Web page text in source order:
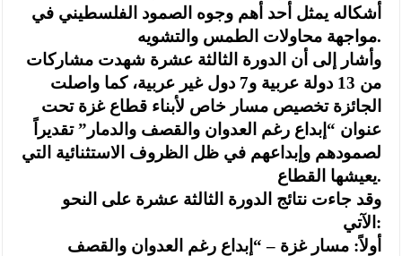
أشكاله يمثل أحد أهم وجوه الصمود الفلسطيني في
مواجهة محاولات الطمس والتشويه.
وأشار إلى أن الدورة الثالثة عشرة شهدت مشاركات
من 13 دولة عربية و7 دول غير عربية، كما واصلت
الجائزة تخصيص مسار خاص لأبناء قطاع غزة تحت
عنوان “إبداع رغم العدوان والقصف والدمار” تقديراً
لصمودهم وإبداعهم في ظل الظروف الاستثنائية التي
يعيشها القطاع.
وقد جاءت نتائج الدورة الثالثة عشرة على النحو
الآتي:
أولاً: مسار غزة – “إبداع رغم العدوان والقصف